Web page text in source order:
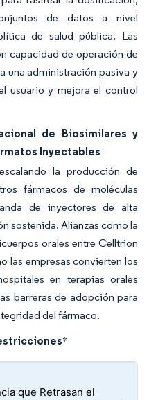
de datos a nivel
de salud pública. Las
capacidad de operación de
una administración pasiva y
usuario y mejora el control
de Biosimilares y
Inyectables
la producción de
fármacos de moléculas
de inyectores de alta
sostenida. Alianzas como la
orales entre Celltrion
las empresas convierten los
en terapias orales
barreras de adopción para
del fármaco.
*
que Retrasan el